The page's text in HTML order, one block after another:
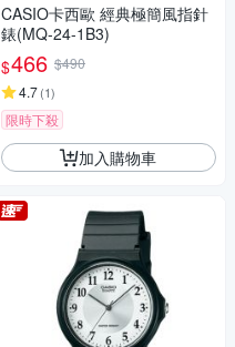
CASIO卡西歐 經典極簡風指針
錶(MQ-24-1B3)
$466 $490
4.7(1)
限時下殺
加入購物車